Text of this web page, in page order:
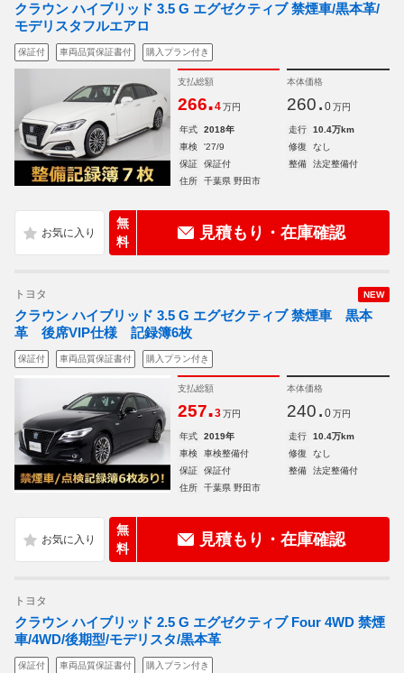
クラウン ハイブリッド 3.5 G エグゼクティブ 禁煙車/黒本革/
モデリスタフルエアロ
保証付 車両品質保証書付 購入プラン付き
支払総額
266.4 万円
本体価格
260. 0 万円
年式 2018年 走行
10.4万km
車検
'27/9 修復
なし
保証
保証付 整備
法定整備付
住所
千葉県 野田市
無
料
見積もり・在庫確認
NEW
トヨタ
クラウン ハイブリッド 3.5 G エグゼクティブ 禁煙車 黒本
革 後席VIP仕様 記録簿6枚
保証付 車両品質保証書付 購入プラン付き
支払総額
257.3 万円
本体価格
240. 0 万円
年式 2019年 走行
10.4万km
車検
車検整備付 修復
なし
保証
保証付 整備
法定整備付
住所
千葉県 野田市
無
料
見積もり・在庫確認
トヨタ
クラウン ハイブリッド 2.5 G エグゼクティブ Four 4WD 禁煙
車/4WD/後期型/モデリスタ/黒本革
保証付 車両品質保証書付 購入プラン付き